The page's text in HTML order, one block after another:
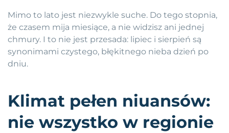
Mimo to lato jest niezwykle suche. Do tego stopnia,
że czasem mija miesiące, a nie widzisz ani jednej
chmury. I to nie jest przesada: lipiec i sierpień są
synonimami czystego, błękitnego nieba dzień po
dniu.
Klimat pełen niuansów:
nie wszystko w regionie